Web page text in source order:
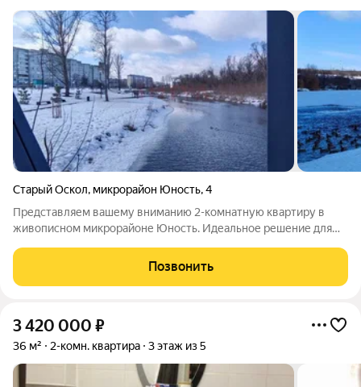
Старый Оскол, микрорайон Юность,4
Представляем вашему вниманию 2-комнатную квартиру в
живописном микрорайоне Юность. Идеальное решение для
Светлая двухкомнатная квартира расположена на втором
этаже. Простор и функциональность
Позвонить
3 420 000 ₽
36 м² 2-комн. квартира 3 этаж из 5